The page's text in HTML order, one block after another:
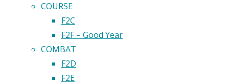
COURSE
F2C
F2F – Good Year
COMBAT
F2D
F2E